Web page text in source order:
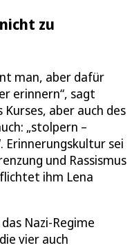
zu
man, aber dafür
erinnern“, sagt
aber auch des
„stolpern –
Erinnerungskultur sei
und Rassismus
ihm Lena
Nazi-Regime
vier auch